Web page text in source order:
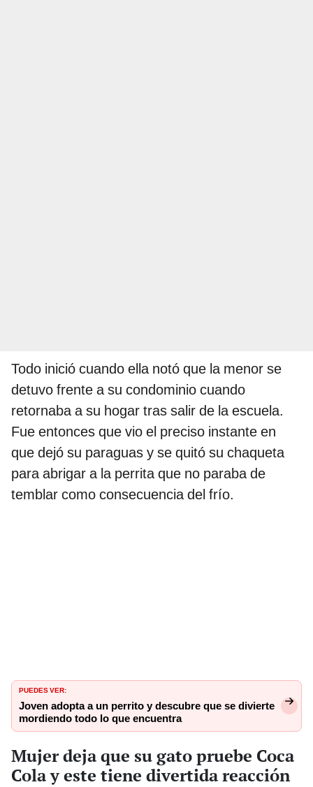
Todo inició cuando ella notó que la menor se
detuvo frente a su condominio cuando
retornaba a su hogar tras salir de la escuela.
Fue entonces que vio el preciso instante en
que dejó su paraguas y se quitó su chaqueta
para abrigar a la perrita que no paraba de
temblar como consecuencia del frío.
PUEDES VER:
Joven adopta a un perrito y descubre que se divierte
mordiendo todo lo que encuentra
Mujer deja que su gato pruebe Coca
Cola y este tiene divertida reacción